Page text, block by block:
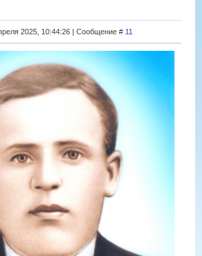
2025, 10:44:26 | Сообщение # 11